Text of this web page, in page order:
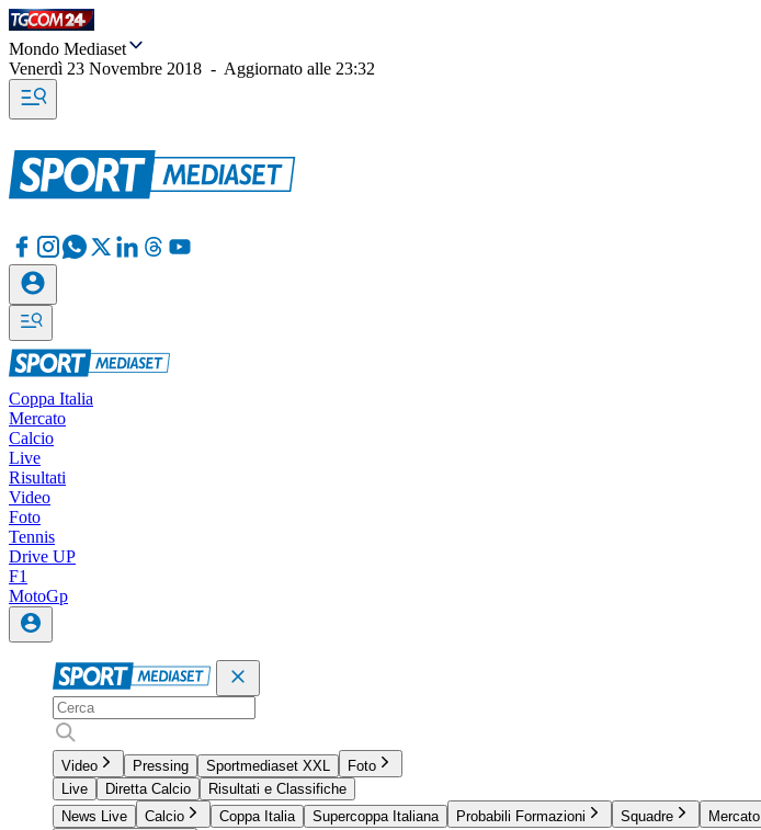
Mondo Mediaset
Venerdì 23 Novembre 2018 - Aggiornato alle 23:32
Coppa Italia
Mercato
Calcio
Live
Risultati
Video
Foto
Tennis
Drive UP
F1
MotoGp
Video Pressing Sportmediaset XXL
Foto
Live
Diretta Calcio
Risultati e Classifiche
News Live
Calcio Coppa Italia Supercoppa Italiana Probabili Formazioni Squadre Mercato